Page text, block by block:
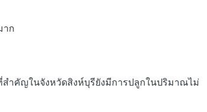
าก
ำคัญในจังหวัดสิงห์บุรียังมีการปลูกในปริมาณไม่